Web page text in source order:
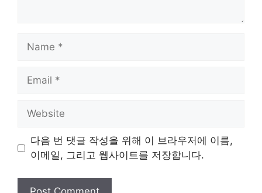
Name
Email
Website
다음 번 댓글 작성을 위해 이 브라우저에 이름,
이메일, 그리고 웹사이트를 저장합니다.